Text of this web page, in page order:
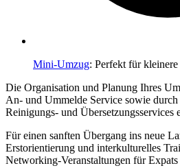
Mini-Umzug: Perfekt für
Die Organisation und Planung Ihres
An- und Ummelde Service sowie
Reinigungs- und Übersetzungsservices
Für einen sanften Übergang ins neue
Erstorientierung und interkulturelles
Networking-Veranstaltungen für